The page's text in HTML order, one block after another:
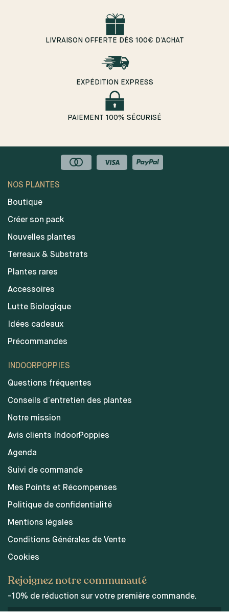
LIVRAISON OFFERTE DÈS 100€ D’ACHAT
EXPÉDITION EXPRESS
PAIEMENT 100% SÉCURISÉ
NOS PLANTES
Boutique
Créer son pack
Nouvelles plantes
Terreaux & Substrats
Plantes rares
Accessoires
Lutte Biologique
Idées cadeaux
Précommandes
INDOORPOPPIES
Questions fréquentes
Conseils d’entretien des plantes
Notre mission
Avis clients IndoorPoppies
Agenda
Suivi de commande
Mes Points et Récompenses
Politique de confidentialité
Mentions légales
Conditions Générales de Vente
Cookies
Rejoignez notre communauté
-10% de réduction sur votre première commande.